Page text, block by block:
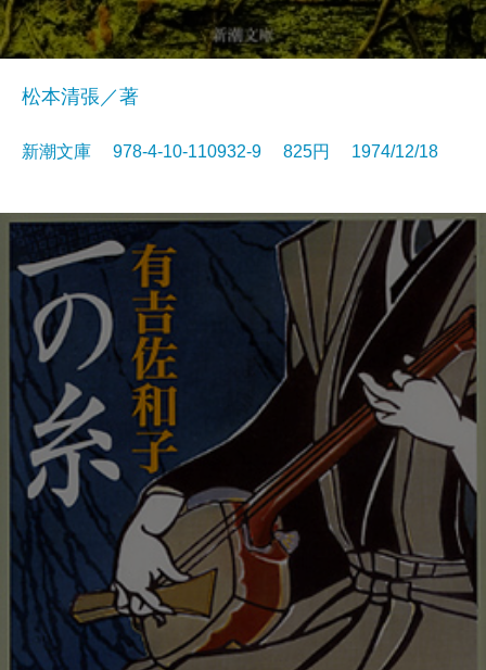
松本清張／著
新潮文庫 978-4-10-110932-9 825円 1974/12/18